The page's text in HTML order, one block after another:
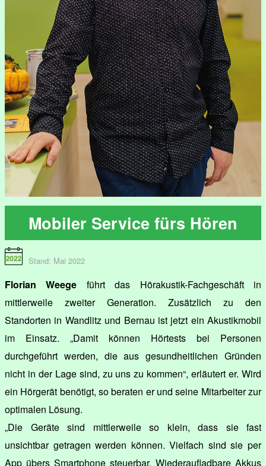
Mobiler Service fürs Hören
Stand: Mai 2022
Florian Weege führt das Hörakustik-Fachgeschäft in
mittlerweile zweiter Generation. Zusätzlich zu den
Standorten in Wandlitz und Bernau ist jetzt ein Akustikmobil
im Einsatz. „Damit können Hörtests bei Personen
durchgeführt werden, die aus gesundheitlichen Gründen
nicht in der Lage sind, zu uns zu kommen“, erläutert er. Wird
ein Hörgerät benötigt, so beraten er und seine Mitarbeiter zur
optimalen Lösung.
„Die Geräte sind mittlerweile so klein, dass sie fast
unsichtbar getragen werden können. Vielfach sind sie per
App übers Smartphone steuerbar. Wiederaufladbare Akkus